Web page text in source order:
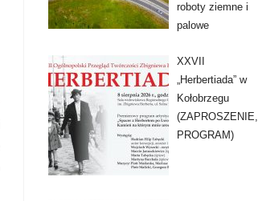
roboty ziemne i
palowe
XXVII
„Herbertiada” w
Kołobrzegu
(ZAPROSZENIE,
PROGRAM)